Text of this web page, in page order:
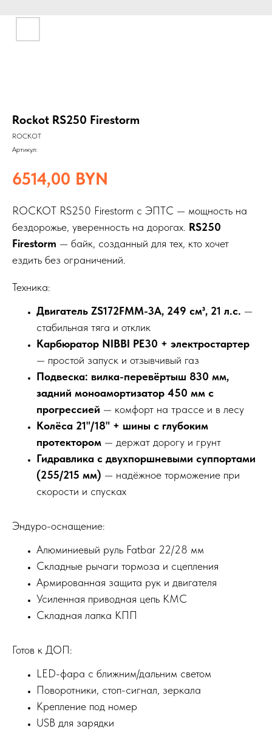
Rockot RS250 Firestorm
ROCKOT
Артикул:
6514,00 BYN
ROCKOT RS250 Firestorm с ЭПТС — мощность на
бездорожье, уверенность на дорогах. RS250
Firestorm — байк, созданный для тех, кто хочет
ездить без ограничений.
Техника:
Двигатель ZS172FMM-3A, 249 см³, 21 л.с. —
стабильная тяга и отклик
Карбюратор NIBBI PE30 + электростартер
— простой запуск и отзывчивый газ
Подвеска: вилка-перевёртыш 830 мм,
задний моноамортизатор 450 мм с
прогрессией — комфорт на трассе и в лесу
Колёса 21"/18" + шины с глубоким
протектором — держат дорогу и грунт
Гидравлика с двухпоршневыми суппортами
(255/215 мм) — надёжное торможение при
скорости и спусках
Эндуро-оснащение:
Алюминиевый руль Fatbar 22/28 мм
Складные рычаги тормоза и сцепления
Армированная защита рук и двигателя
Усиленная приводная цепь KMC
Складная лапка КПП
Готов к ДОП:
LED-фара с ближним/дальним светом
Поворотники, стоп-сигнал, зеркала
Крепление под номер
USB для зарядки